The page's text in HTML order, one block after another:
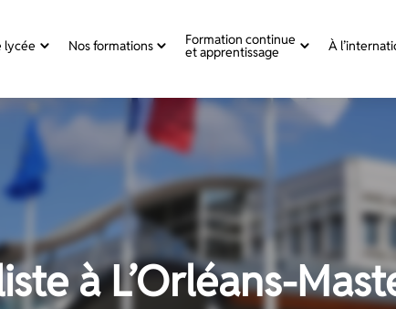
lycée Nos formations Formation continue
et apprentissage À
à L’Orléans-